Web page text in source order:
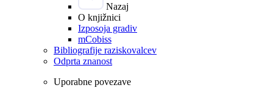
Nazaj
O knjižnici
Izposoja gradiv
mCobiss
Bibliografije raziskovalcev
Odprta znanost
Uporabne povezave